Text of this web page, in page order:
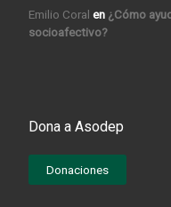
Emilio Coral en ¿Cómo
socioafectivo?
Dona a Asodep
Donaciones